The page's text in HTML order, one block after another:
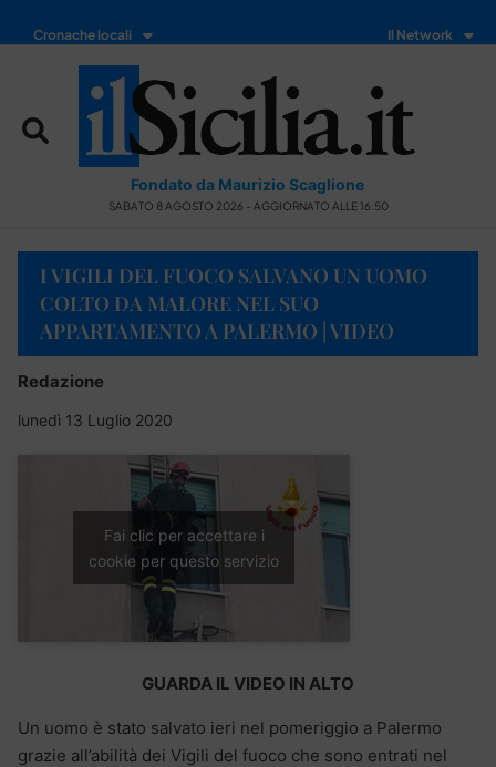
Cronache locali Il Network
Fondato da Maurizio Scaglione
SABATO 8 AGOSTO 2026 - AGGIORNATO ALLE 16:50
I VIGILI DEL FUOCO SALVANO UN UOMO
COLTO DA MALORE NEL SUO
APPARTAMENTO A PALERMO | VIDEO
Redazione
lunedì 13 Luglio 2020
Fai clic per accettare i
cookie per questo servizio
GUARDA IL VIDEO IN ALTO
Un uomo è stato salvato ieri nel pomeriggio a Palermo
grazie all’abilità dei Vigili del fuoco che sono entrati nel